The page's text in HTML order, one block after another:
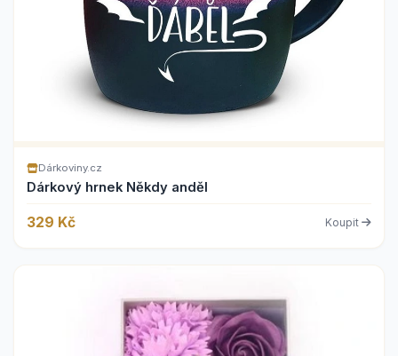
Dárkoviny.cz
Dárkový hrnek Někdy anděl
329 Kč Koupit